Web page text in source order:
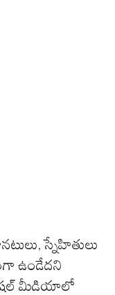
స్నేహితులు
ఉండేదని
సోషల్ మీడియాలో